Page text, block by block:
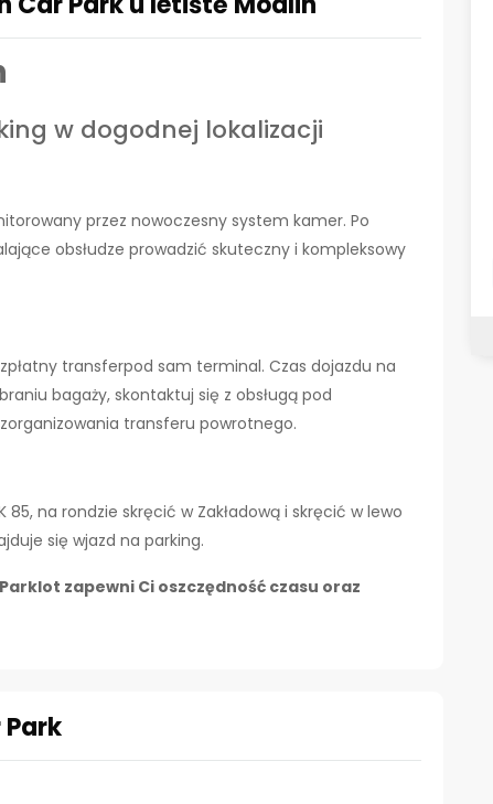
w dogodnej lokalizacji
przez nowoczesny system kamer. Po
obsłudze prowadzić skuteczny i kompleksowy
transferpod sam terminal. Czas dojazdu na
bagaży, skontaktuj się z obsługą pod
transferu powrotnego.
na rondzie skręcić w Zakładową i skręcić w lewo
się wjazd na parking.
zapewni Ci oszczędność czasu oraz